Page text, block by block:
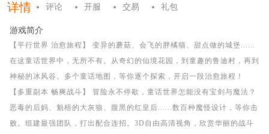
详情 评论 开服 交易 礼包
游戏简介
【平行世界 治愈旅程】 变异的蘑菇、会飞的胖橘猫、甜点做的城堡......
在这童话世界中，无所不有。从奇幻的仙境花园，到童趣的鲁迪村，再到
神秘的冰风谷。多个童话地图，等你逐个探索，开启一段治愈旅程！
【多重副本 畅爽战斗】 冒险永不停歇，童话世界怎能没有宝剑与魔法？
恶毒的后妈、魁梧的大灰狼、腹黑的红皇后......数百种魔怪设计，等你击
败。组建最强团队，打出配合连招。3D自由高清视角，欣赏华丽的战斗